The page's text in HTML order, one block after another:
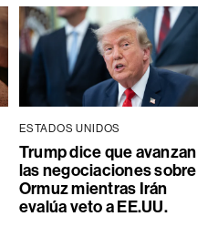
ESTADOS UNIDOS
Trump dice que avanzan
las negociaciones sobre
Ormuz mientras Irán
evalúa veto a EE.UU.